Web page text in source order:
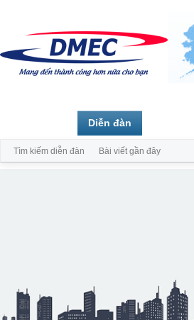
Diễn đàn
Tìm kiếm diễn đàn Bài viết gần đây